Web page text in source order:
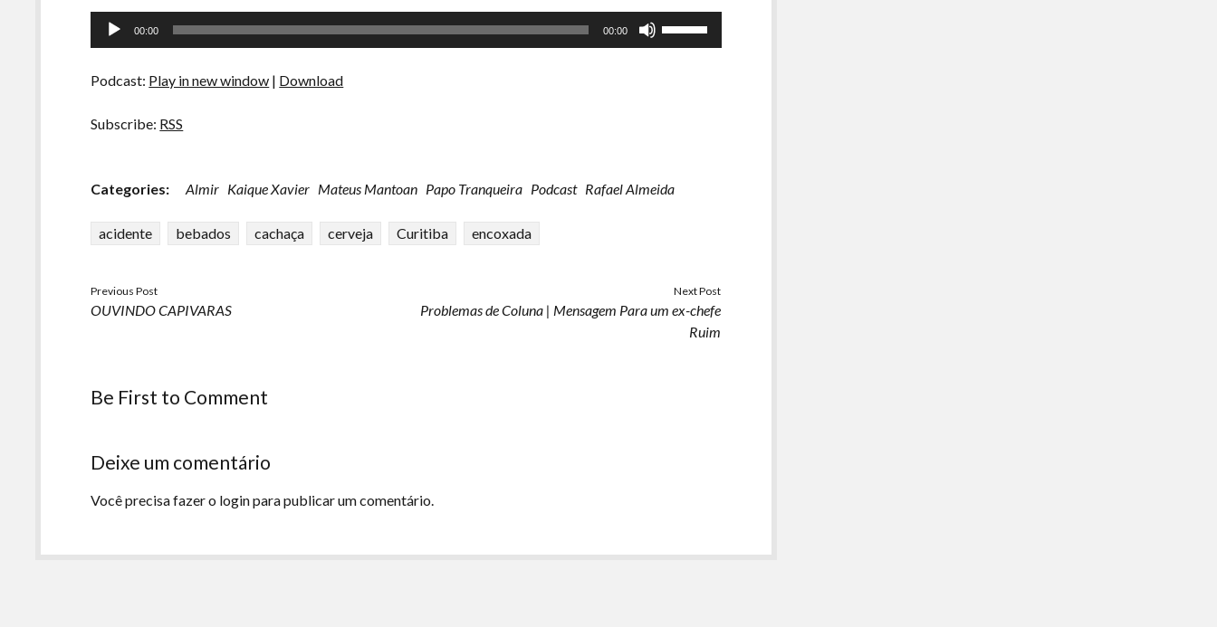
Tocador
00:00 00:00
para
volume.
Podcast: Play in new window | Download
Subscribe: RSS
Categories: Almir Kaique Xavier Mateus Mantoan Papo Tranqueira Podcast Rafael Almeida
acidente bebados cachaça cerveja Curitiba encoxada
Previous Post
OUVINDO CAPIVARAS
Next Post
Problemas de Coluna | Mensagem Para um ex-chefe
Ruim
Be First to Comment
Deixe um comentário
Você precisa fazer o loginpara publicar um comentário.